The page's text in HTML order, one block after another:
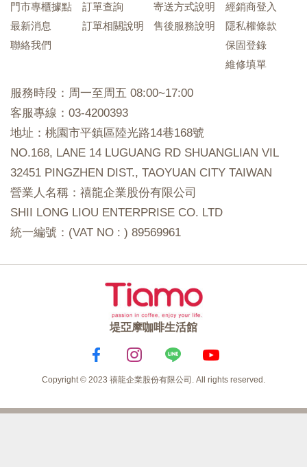
門市專櫃據點
最新消息
聯絡我們
訂單查詢
訂單相關說明
寄送方式說明
售後服務說明
經銷商登入
隱私權條款
保固登錄
維修填單
服務時段：周一至周五 08:00~17:00
客服專線：03-4200393
地址：桃園市平鎮區陸光路14巷168號
NO.168, LANE 14 LUGUANG RD SHUANGLIAN VIL
32451 PINGZHEN DIST., TAOYUAN CITY TAIWAN
營業人名稱：禧龍企業股份有限公司
SHII LONG LIOU ENTERPRISE CO. LTD
統一編號：(VAT NO : ) 89569961
堤亞摩咖啡生活館
Copyright © 2023 禧龍企業股份有限公司. All rights reserved.